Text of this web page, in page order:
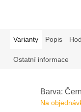
Varianty Popis
Ostatní informace
Barva:
Na